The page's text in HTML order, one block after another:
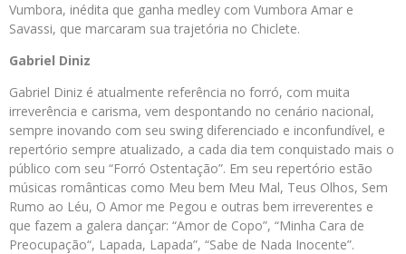
Vumbora, inédita que ganha medley com Vumbora Amar e
Savassi, que marcaram sua trajetória no Chiclete.
Gabriel Diniz
Gabriel Diniz é atualmente referência no forró, com muita
irreverência e carisma, vem despontando no cenário nacional,
sempre inovando com seu swing diferenciado e inconfundível, e
repertório sempre atualizado, a cada dia tem conquistado mais o
público com seu “Forró Ostentação”. Em seu repertório estão
músicas românticas como Meu bem Meu Mal, Teus Olhos, Sem
Rumo ao Léu, O Amor me Pegou e outras bem irreverentes e
que fazem a galera dançar: “Amor de Copo”, “Minha Cara de
Preocupação“, Lapada, Lapada”, “Sabe de Nada Inocente”.